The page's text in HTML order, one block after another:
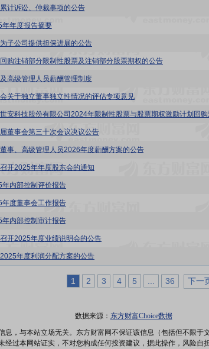
计诉讼、仲裁事项的公告
年年度报告摘要
子公司提供担保进展的公告
购注销部分限制性股票及注销部分股票期权的公告
高级管理人员薪酬管理制度
关于独立董事独立性情况的评估专项意见
董事会第三十次会议决议公告
事、高级管理人员2026年度薪酬方案的公告
开2025年年度股东会的通知
年内部控制评价报告
年度董事会工作报告
年内部控制审计报告
开2025年度业绩说明会的公告
年度利润分配方案的公告
1 2 3 4 5 36 下一
数据来源： 东方财富Choice数据
息，与本站立场无关。东方财富网不保证该信息（包括但不限
过本网站证实，不对您构成任何投资建议，据此操作，风险自担